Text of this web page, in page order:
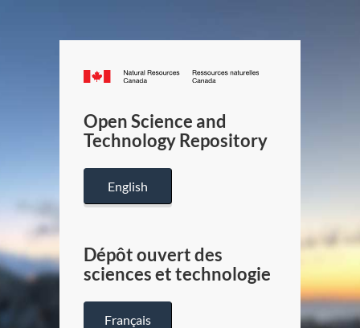
Canada.ca
/
Canada
Open Science and
Technology Repository
English
Dépôt ouvert des
sciences et technologie
Français